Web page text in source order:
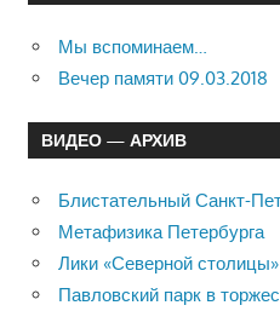
Мы вспоминаем…
Вечер памяти 09.03.2018
ВИДЕО — АРХИВ
Блистательный Санкт-
Метафизика Петербурга
Лики «Северной столицы»
Павловский парк в